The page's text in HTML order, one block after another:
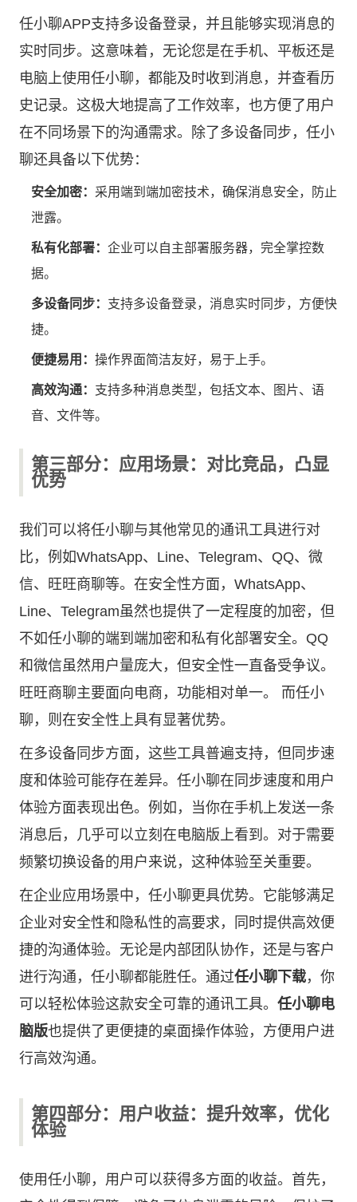
任小聊APP支持多设备登录，并且能够实现消息的
实时同步。这意味着，无论您是在手机、平板还是
电脑上使用任小聊，都能及时收到消息，并查看历
史记录。这极大地提高了工作效率，也方便了用户
在不同场景下的沟通需求。除了多设备同步，任小
聊还具备以下优势：
安全加密： 采用端到端加密技术，确保消息安全，防止
泄露。
私有化部署： 企业可以自主部署服务器，完全掌控数
据。
多设备同步： 支持多设备登录，消息实时同步，方便快
捷。
便捷易用： 操作界面简洁友好，易于上手。
高效沟通： 支持多种消息类型，包括文本、图片、语
音、文件等。
第三部分：应用场景：对比竞品，凸显
优势
我们可以将任小聊与其他常见的通讯工具进行对
比，例如WhatsApp、Line、Telegram、QQ、微
信、旺旺商聊等。在安全性方面，WhatsApp、
Line、Telegram虽然也提供了一定程度的加密，但
不如任小聊的端到端加密和私有化部署安全。QQ
和微信虽然用户量庞大，但安全性一直备受争议。
旺旺商聊主要面向电商，功能相对单一。 而任小
聊，则在安全性上具有显著优势。
在多设备同步方面，这些工具普遍支持，但同步速
度和体验可能存在差异。任小聊在同步速度和用户
体验方面表现出色。例如，当你在手机上发送一条
消息后，几乎可以立刻在电脑版上看到。对于需要
频繁切换设备的用户来说，这种体验至关重要。
在企业应用场景中，任小聊更具优势。它能够满足
企业对安全性和隐私性的高要求，同时提供高效便
捷的沟通体验。无论是内部团队协作，还是与客户
进行沟通，任小聊都能胜任。通过任小聊下载，你
可以轻松体验这款安全可靠的通讯工具。 任小聊电
脑版也提供了更便捷的桌面操作体验，方便用户进
行高效沟通。
第四部分：用户收益：提升效率，优化
体验
使用任小聊，用户可以获得多方面的收益。首先，